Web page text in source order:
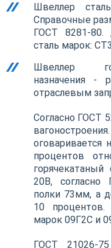
Швеллер
Справочные
ГОСТ 8281-80.
сталь марок:
Швеллер
назначения -
отраслевым
Согласно ГОСТ
оговаривается
процентов
горячекатаный
20В,
полки 73мм, а
10
марок 09Г2С и
ГОСТ 21026-